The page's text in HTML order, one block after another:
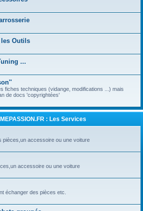
les Outils
...
fiches techniques (vidange, modifications ...) mais
de docs 'copyrightées'
: Les Services
pièces,un accessoire ou une voiture
accessoire ou une voiture
échanger des pièces etc.